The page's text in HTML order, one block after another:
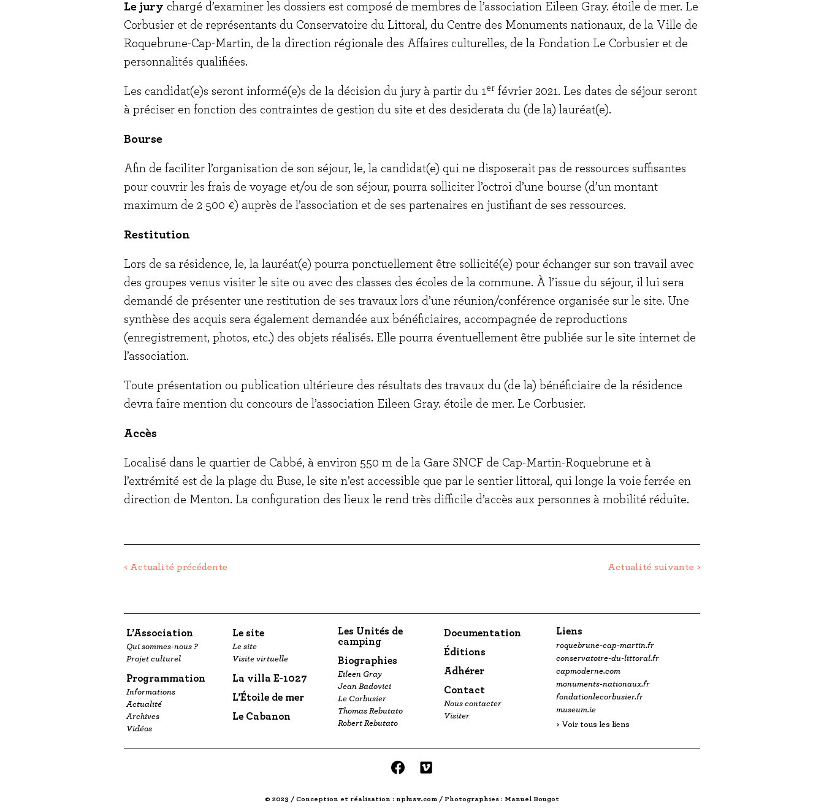
Le jury chargé d’examiner les dossiers est composé de membres de l’association Eileen Gray. étoile de mer. Le
Corbusier et de représentants du Conservatoire du Littoral, du Centre des Monuments nationaux, de la Ville de
Roquebrune-Cap-Martin, de la direction régionale des Affaires culturelles, de la Fondation Le Corbusier et de
personnalités qualifiées.
Les candidat(e)s seront informé(e)s de la décision du jury à partir du 1er février 2021. Les dates de séjour seront
à préciser en fonction des contraintes de gestion du site et des desiderata du (de la) lauréat(e).
Bourse
Afin de faciliter l’organisation de son séjour, le, la candidat(e) qui ne disposerait pas de ressources suffisantes
pour couvrir les frais de voyage et/ou de son séjour, pourra solliciter l’octroi d’une bourse (d’un montant
maximum de 2 500 €) auprès de l’association et de ses partenaires en justifiant de ses ressources.
Restitution
Lors de sa résidence, le, la lauréat(e) pourra ponctuellement être sollicité(e) pour échanger sur son travail avec
des groupes venus visiter le site ou avec des classes des écoles de la commune. À l’issue du séjour, il lui sera
demandé de présenter une restitution de ses travaux lors d’une réunion/conférence organisée sur le site. Une
synthèse des acquis sera également demandée aux bénéficiaires, accompagnée de reproductions
(enregistrement, photos, etc.) des objets réalisés. Elle pourra éventuellement être publiée sur le site internet de
l’association.
Toute présentation ou publication ultérieure des résultats des travaux du (de la) bénéficiaire de la résidence
devra faire mention du concours de l’association Eileen Gray. étoile de mer. Le Corbusier.
Accès
Localisé dans le quartier de Cabbé, à environ 550 m de la Gare SNCF de Cap-Martin-Roquebrune et à
l’extrémité est de la plage du Buse, le site n’est accessible que par le sentier littoral, qui longe la voie ferrée en
direction de Menton. La configuration des lieux le rend très difficile d’accès aux personnes à mobilité réduite.
Actualité précédente Actualité suivante
L’Association
Qui sommes-nous ?
Projet culturel
Programmation
Informations
Actualité
Archives
Vidéos
Le site
Le site
Visite virtuelle
La villa E-1027
L’Étoile de mer
Le Cabanon
Les Unités de
camping
Biographies
Eileen Gray
Jean Badovici
Le Corbusier
Thomas Rebutato
Robert Rebutato
Documentation
Éditions
Adhérer
Contact
Nous contacter
Visiter
Liens
roquebrune-cap-martin.fr
conservatoire-du-littoral.fr
capmoderne.com
monuments-nationaux.fr
fondationlecorbusier.fr
museum.ie
Voir tous les liens
facebook
© 2023 / Conception et réalisation : nplusv.com / Photographies : Manuel Bougot